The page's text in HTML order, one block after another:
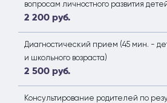
вопросам личностного развития
2 200 руб.
Диагностический прием (45 мин. -
и школьного возраста)
2 500 руб.
Консультирование родителей по